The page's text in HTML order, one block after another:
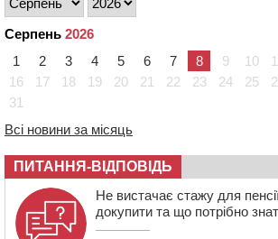
15:05 На Звенигородщині, попри заборону
проведуть “Ше.Fest”
14:31
У Каневі аномальна спека
роботі електромереж та
14:02
сміттєзвалища
13:26 На Черкащині сьогодні очікують
шквали до 22 м/с
Серпень 2026
1
2 3 4 5 6 7 8 9 10
16
17 18 19 20 21 22 23 24 25
31
Всі новини за місяць
ПИТАННЯ-ВІДПОВІДЬ
Не вистачає стажу для
докупити та що потрібно